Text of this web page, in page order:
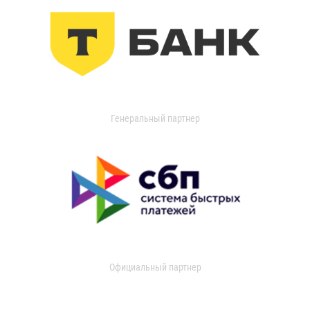
Генеральный партнер
Официальный партнер